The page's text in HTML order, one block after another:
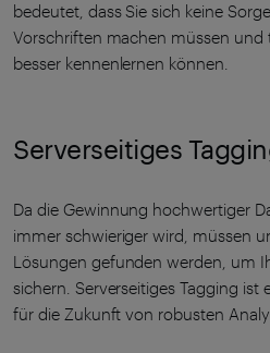
bedeutet, dass Sie sich keine
Vorschriften machen müssen
besser kennenlernen können.
Serverseitiges
Da die Gewinnung hochwertiger
immer schwieriger wird, müssen
Lösungen gefunden werden, um
sichern. Serverseitiges Tagging ist
für die Zukunft von robusten